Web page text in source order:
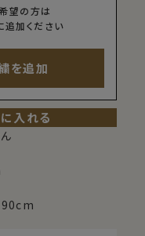
望の方は
追加ください
を追加
入れる